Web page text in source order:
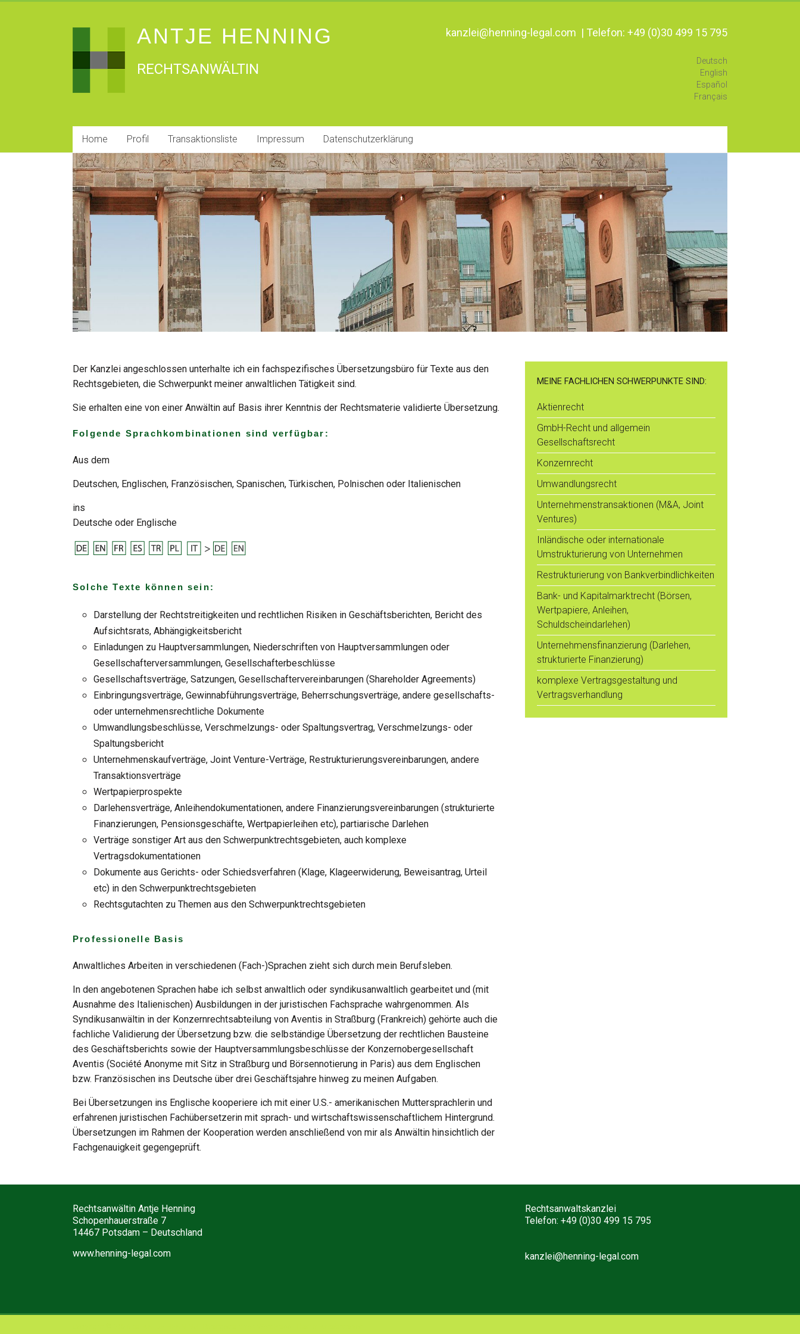
ANTJE HENNING
RECHTSANWÄLTIN
kanzlei@henning-legal.com | Telefon: +49 (0)30 499 15 795
Deutsch
English
Español
Français
Home Profil Transaktionsliste Impressum Datenschutzerklärung
Der Kanzlei angeschlossen unterhalte ich ein fachspezifisches Übersetzungsbüro für Texte aus den
Rechtsgebieten, die Schwerpunkt meiner anwaltlichen Tätigkeit sind.
Sie erhalten eine von einer Anwältin auf Basis ihrer Kenntnis der Rechtsmaterie validierte Übersetzung.
Folgende Sprachkombinationen sind verfügbar:
Aus dem
Deutschen, Englischen, Französischen, Spanischen, Türkischen, Polnischen oder Italienischen
ins
Deutsche oder Englische
Solche Texte können sein:
Darstellung der Rechtstreitigkeiten und rechtlichen Risiken in Geschäftsberichten, Bericht des
Aufsichtsrats, Abhängigkeitsbericht
Einladungen zu Hauptversammlungen, Niederschriften von Hauptversammlungen oder
Gesellschafterversammlungen, Gesellschafterbeschlüsse
Gesellschaftsverträge, Satzungen, Gesellschaftervereinbarungen (Shareholder Agreements)
Einbringungsverträge, Gewinnabführungsverträge, Beherrschungsverträge, andere gesellschafts-
oder unternehmensrechtliche Dokumente
Umwandlungsbeschlüsse, Verschmelzungs- oder Spaltungsvertrag, Verschmelzungs- oder
Spaltungsbericht
Unternehmenskaufverträge, Joint Venture-Verträge, Restrukturierungsvereinbarungen, andere
Transaktionsverträge
Wertpapierprospekte
Darlehensverträge, Anleihendokumentationen, andere Finanzierungsvereinbarungen (strukturierte
Finanzierungen, Pensionsgeschäfte, Wertpapierleihen etc), partiarische Darlehen
Verträge sonstiger Art aus den Schwerpunktrechtsgebieten, auch komplexe
Vertragsdokumentationen
Dokumente aus Gerichts- oder Schiedsverfahren (Klage, Klageerwiderung, Beweisantrag, Urteil
etc) in den Schwerpunktrechtsgebieten
Rechtsgutachten zu Themen aus den Schwerpunktrechtsgebieten
Professionelle Basis
Anwaltliches Arbeiten in verschiedenen (Fach-)Sprachen zieht sich durch mein Berufsleben.
In den angebotenen Sprachen habe ich selbst anwaltlich oder syndikusanwaltlich gearbeitet und (mit
Ausnahme des Italienischen) Ausbildungen in der juristischen Fachsprache wahrgenommen. Als
Syndikusanwältin in der Konzernrechtsabteilung von Aventis in Straßburg (Frankreich) gehörte auch die
fachliche Validierung der Übersetzung bzw. die selbständige Übersetzung der rechtlichen Bausteine
des Geschäftsberichts sowie der Hauptversammlungsbeschlüsse der Konzernobergesellschaft
Aventis (Société Anonyme mit Sitz in Straßburg und Börsennotierung in Paris) aus dem Englischen
bzw. Französischen ins Deutsche über drei Geschäftsjahre hinweg zu meinen Aufgaben.
Bei Übersetzungen ins Englische kooperiere ich mit einer U.S.- amerikanischen Muttersprachlerin und
erfahrenen juristischen Fachübersetzerin mit sprach- und wirtschaftswissenschaftlichem Hintergrund.
Übersetzungen im Rahmen der Kooperation werden anschließend von mir als Anwältin hinsichtlich der
Fachgenauigkeit gegengeprüft.
MEINE FACHLICHEN SCHWERPUNKTE SIND:
Aktienrecht
GmbH-Recht und allgemein
Gesellschaftsrecht
Konzernrecht
Umwandlungsrecht
Unternehmenstransaktionen (M&A, Joint
Ventures)
Inländische oder internationale
Umstrukturierung von Unternehmen
Restrukturierung von Bankverbindlichkeiten
Bank- und Kapitalmarktrecht (Börsen,
Wertpapiere, Anleihen,
Schuldscheindarlehen)
Unternehmensfinanzierung (Darlehen,
strukturierte Finanzierung)
komplexe Vertragsgestaltung und
Vertragsverhandlung
Rechtsanwältin Antje Henning
Schopenhauerstraße 7
14467 Potsdam – Deutschland
www.henning-legal.com
Rechtsanwaltskanzlei
Telefon: +49 (0)30 499 15 795
kanzlei@henning-legal.com